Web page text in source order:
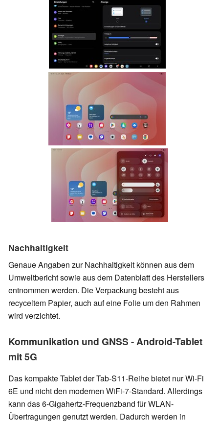
Nachhaltigkeit
Genaue Angaben zur Nachhaltigkeit können aus dem
Umweltbericht sowie aus dem Datenblatt des Herstellers
entnommen werden. Die Verpackung besteht aus
recyceltem Papier, auch auf eine Folie um den Rahmen
wird verzichtet.
Kommunikation und GNSS - Android-Tablet
mit 5G
Das kompakte Tablet der Tab-S11-Reihe bietet nur Wi-Fi
6E und nicht den modernen WiFi-7-Standard. Allerdings
kann das 6-Gigahertz-Frequenzband für WLAN-
Übertragungen genutzt werden. Dadurch werden in